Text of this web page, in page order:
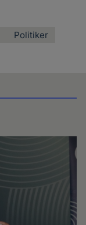
Politiker